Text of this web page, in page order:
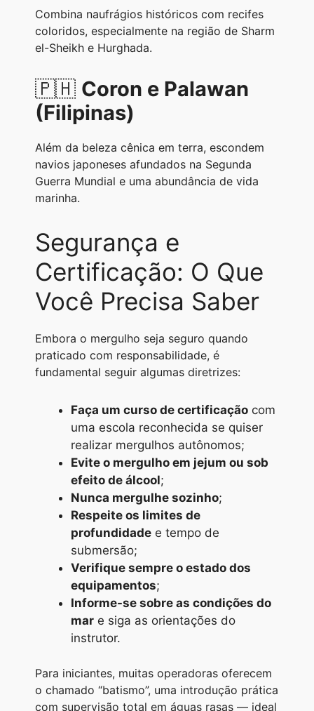
Combina naufrágios históricos com recifes
coloridos, especialmente na região de Sharm
el-Sheikh e Hurghada.
🇵🇭 Coron e Palawan
(Filipinas)
Além da beleza cênica em terra, escondem
navios japoneses afundados na Segunda
Guerra Mundial e uma abundância de vida
marinha.
Segurança e
Certificação: O Que
Você Precisa Saber
Embora o mergulho seja seguro quando
praticado com responsabilidade, é
fundamental seguir algumas diretrizes:
Faça um curso de certificação com
uma escola reconhecida se quiser
realizar mergulhos autônomos;
Evite o mergulho em jejum ou sob
efeito de álcool;
Nunca mergulhe sozinho;
Respeite os limites de
profundidade e tempo de
submersão;
Verifique sempre o estado dos
equipamentos;
Informe-se sobre as condições do
mar e siga as orientações do
instrutor.
Para iniciantes, muitas operadoras oferecem
o chamado “batismo”, uma introdução prática
com supervisão total em águas rasas — ideal